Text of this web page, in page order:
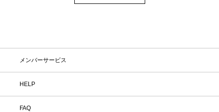
メンバーサービス
HELP
FAQ